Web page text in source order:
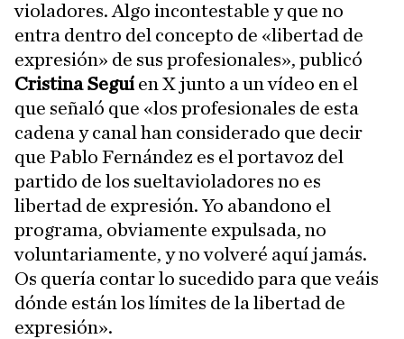
violadores. Algo incontestable y que no
entra dentro del concepto de «libertad de
expresión» de sus profesionales», publicó
Cristina Seguí en X junto a un vídeo en el
que señaló que «los profesionales de esta
cadena y canal han considerado que decir
que Pablo Fernández es el portavoz del
partido de los sueltavioladores no es
libertad de expresión. Yo abandono el
programa, obviamente expulsada, no
voluntariamente, y no volveré aquí jamás.
Os quería contar lo sucedido para que veáis
dónde están los límites de la libertad de
expresión».